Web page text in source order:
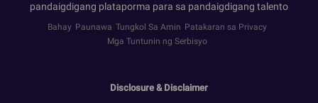
pandaigdigang plataporma para sa pandaigdigang talento
Bahay Paunawa Tungkol Sa Amin Patakaran sa Privacy
Mga Tuntunin ng Serbisyo
Disclosure & Disclaimer